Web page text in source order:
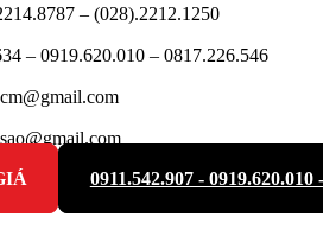
– (028).2212.1250
– 0919.620.010 – 0817.226.546
0911.542.907 - 0919.620.010